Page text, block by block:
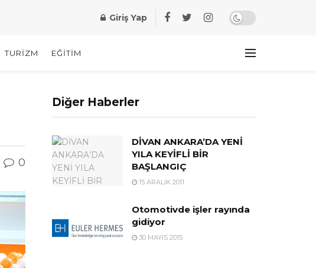
Giriş Yap
TURIZM EĞITIM
0
Diğer Haberler
DİVAN ANKARA’DA YENİ
YILA KEYİFLİ BİR
BAŞLANGIÇ
15 ARALIK 2011
Otomotivde işler rayında
gidiyor
30 MAYIS 2015